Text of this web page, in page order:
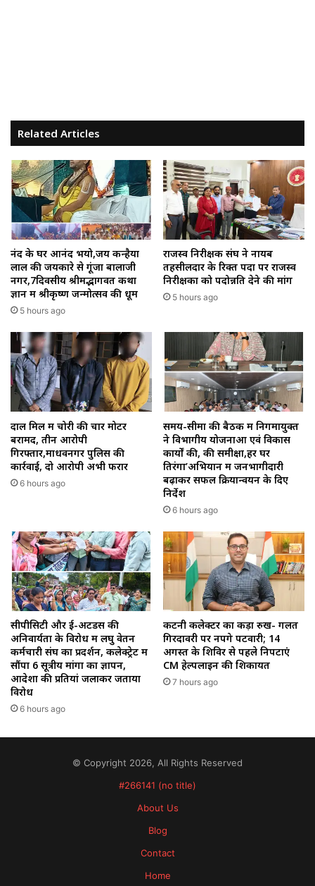
Related Articles
नंद के घर आनंद भयो,जय कन्हैया
लाल की जयकारे से गूंजा बालाजी
नगर,7दिवसीय श्रीमद्भागवत कथा
ज्ञान में श्रीकृष्ण जन्मोत्सव की धूम
5 hours ago
राजस्व निरीक्षक संघ ने नायब
तहसीलदार के रिक्त पदों पर राजस्व
निरीक्षकों को पदोन्नति देने की मांग
5 hours ago
दाल मिल में चोरी की चार मोटर
बरामद, तीन आरोपी
गिरफ्तार,माधवनगर पुलिस की
कार्रवाई, दो आरोपी अभी फरार
6 hours ago
समय-सीमा की बैठक में निगमायुक्त
ने विभागीय योजनाओं एवं विकास
कार्यों की, की समीक्षा,हर घर
तिरंगा’अभियान में जनभागीदारी
बढ़ाकर सफल क्रियान्वयन के दिए
निर्देश
6 hours ago
सीपीसिटी और ई-अटेंडेंस की
अनिवार्यता के विरोध में लघु वेतन
कर्मचारी संघ का प्रदर्शन, कलेक्ट्रेट में
सौंपा 6 सूत्रीय मांगों का ज्ञापन,
आदेशों की प्रतियां जलाकर जताया
विरोध
6 hours ago
कटनी कलेक्टर का कड़ा रुख- गलत
गिरदावरी पर नपेंगे पटवारी; 14
अगस्त के शिविर से पहले निपटाएं
CM हेल्पलाइन की शिकायतें
7 hours ago
© Copyright 2026, All Rights Reserved
#266141 (no title)
About Us
Blog
Contact
Home